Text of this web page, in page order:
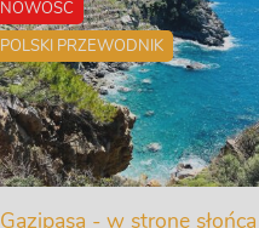
NOWOŚĆ
POLSKI PRZEWODNIK
Gazipaşa - w stronę słońca